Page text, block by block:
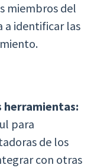
miembros del
a identificar las
herramientas:
para
de los
con otras